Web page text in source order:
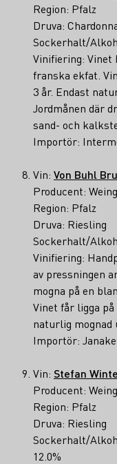
Region: Pfalz
Druva:
Sockerhalt/
Vinifiering: Vinet
franska ekfat.
3 år. Endast
Jordmånen där
sand- och
Importör:
Vin: Von Buhl
Producent:
Region: Pfalz
Druva: Riesling
Sockerhalt/
Vinifiering:
av pressningen
mogna på en
Vinet får ligga
naturlig
Importör: Janake
Vin: Stefan
Producent:
Region: Pfalz
Druva: Riesling
Sockerhalt/
12.0%